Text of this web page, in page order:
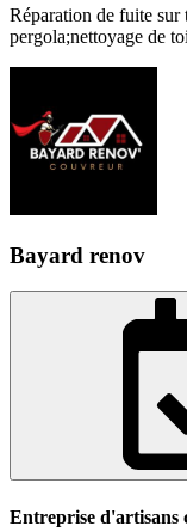
Réparation de fuite sur
pergola;nettoyage de
Bayard renov
Entreprise d'artisans